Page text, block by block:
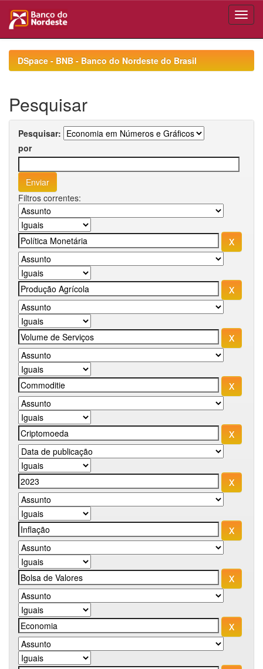
navigationDSpace - BNB - Banco do Nordeste do Brasil
Pesquisar
Pesquisar:
por
Filtros correntes: